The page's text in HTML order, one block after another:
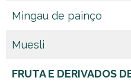
Mingau de painço
Muesli
FRUTA E DERIVADOS